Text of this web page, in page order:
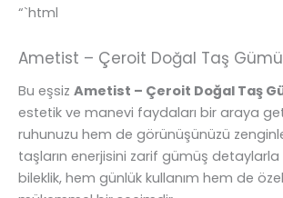
“`html
Ametist – Çeroit Doğal Taş
Bu eşsiz Ametist – Çeroit Doğal Taş
estetik ve manevi faydaları bir araya
ruhunuzu hem de görünüşünüzü
taşların enerjisini zarif gümüş
bileklik, hem günlük kullanım hem de